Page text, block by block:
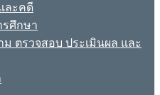
ละคดี
รศึกษา
ตรวจสอบ ประเมินผล และ